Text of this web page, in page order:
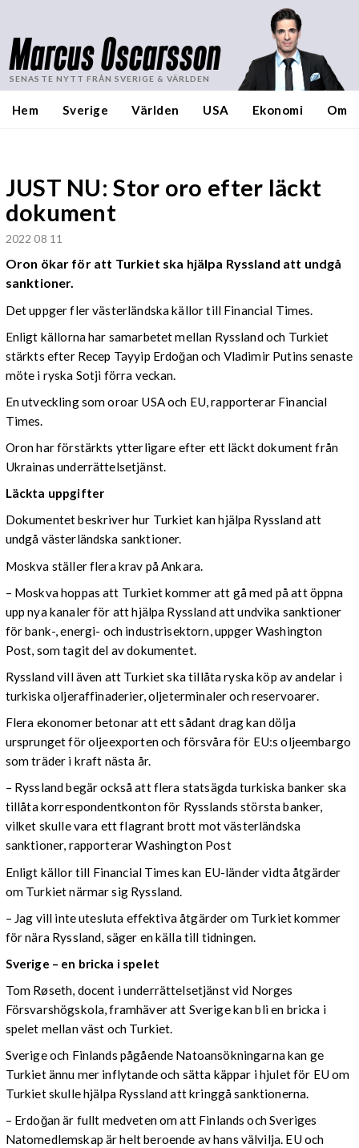
Marcus Oscarsson
SENASTE NYTT FRÅN SVERIGE & VÄRLDEN
Hem Sverige Världen USA Ekonomi Om
JUST NU: Stor oro efter läckt
dokument
2022 08 11
Oron ökar för att Turkiet ska hjälpa Ryssland att undgå
sanktioner.
Det uppger fler västerländska källor till Financial Times.
Enligt källorna har samarbetet mellan Ryssland och Turkiet
stärkts efter Recep Tayyip Erdoğan och Vladimir Putins senaste
möte i ryska Sotji förra veckan.
En utveckling som oroar USA och EU, rapporterar Financial
Times.
Oron har förstärkts ytterligare efter ett läckt dokument från
Ukrainas underrättelsetjänst.
Läckta uppgifter
Dokumentet beskriver hur Turkiet kan hjälpa Ryssland att
undgå västerländska sanktioner.
Moskva ställer flera krav på Ankara.
– Moskva hoppas att Turkiet kommer att gå med på att öppna
upp nya kanaler för att hjälpa Ryssland att undvika sanktioner
för bank-, energi- och industrisektorn, uppger Washington
Post, som tagit del av dokumentet.
Ryssland vill även att Turkiet ska tillåta ryska köp av andelar i
turkiska oljeraffinaderier, oljeterminaler och reservoarer.
Flera ekonomer betonar att ett sådant drag kan dölja
ursprunget för oljeexporten och försvåra för EU:s oljeembargo
som träder i kraft nästa år.
– Ryssland begär också att flera statsägda turkiska banker ska
tillåta korrespondentkonton för Rysslands största banker,
vilket skulle vara ett flagrant brott mot västerländska
sanktioner, rapporterar Washington Post
Enligt källor till Financial Times kan EU-länder vidta åtgärder
om Turkiet närmar sig Ryssland.
– Jag vill inte utesluta effektiva åtgärder om Turkiet kommer
för nära Ryssland, säger en källa till tidningen.
Sverige ­– en bricka i spelet
Tom Røseth, docent i underrättelsetjänst vid Norges
Försvarshögskola, framhäver att Sverige kan bli en bricka i
spelet mellan väst och Turkiet.
Sverige och Finlands pågående Natoansökningarna kan ge
Turkiet ännu mer inflytande och sätta käppar i hjulet för EU om
Turkiet skulle hjälpa Ryssland att kringgå sanktionerna.
– Erdoğan är fullt medveten om att Finlands och Sveriges
Natomedlemskap är helt beroende av hans välvilja. EU och